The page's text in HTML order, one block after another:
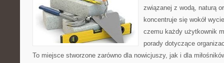
związanej z wodą, naturą
koncentruje się wokół
czemu każdy użytkownik
porady dotyczące
To miejsce stworzone zarówno dla nowicjuszy, jak i dla